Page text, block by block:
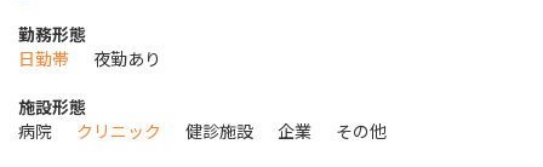
勤務形態
日勤帯
夜勤あり
施設形態
病院
クリニック 健診施設 企業 その他